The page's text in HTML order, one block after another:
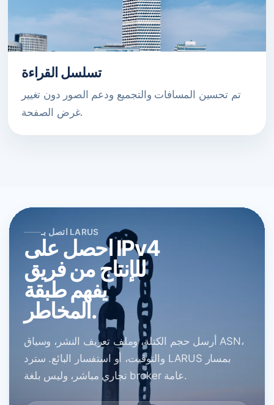
تسلسل القراءة
تم تحسين المسافات والتجميع ودعم الصور دون تغيير
غرض الصفحة.
اتصل بـ LARUS
احصل على IPv4
للإنتاج من فريق
يفهم طبقة
المخاطر.
أرسل حجم الكتلة، وملف تعريف النشر، وسياق ASN،
والتوقيت، أو استفسار البائع. سترد LARUS بمسار
تجاري مباشر، وليس بلغة broker عامة.